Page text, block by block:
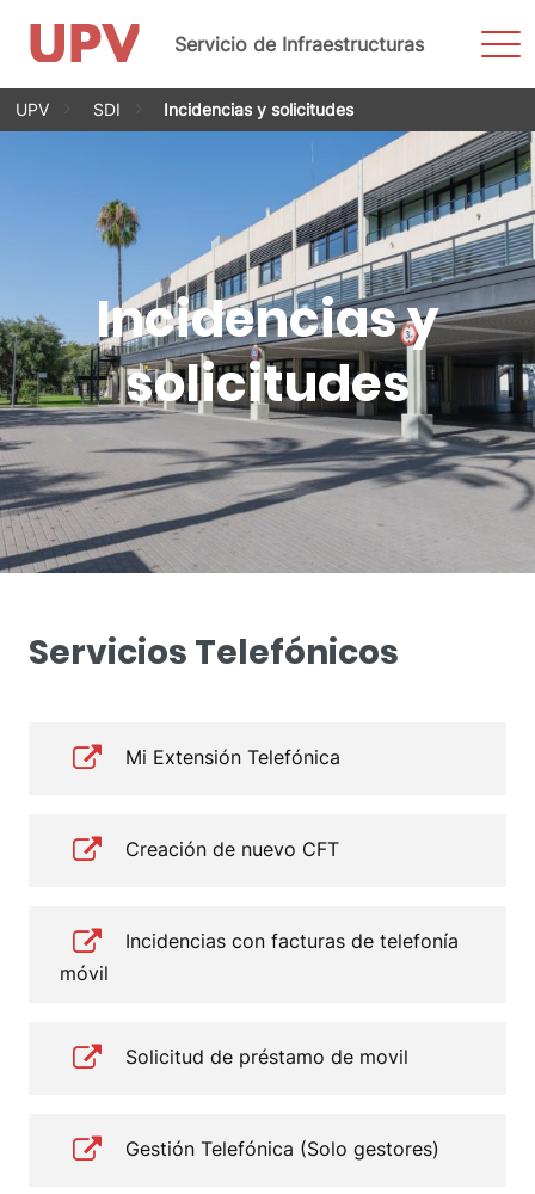
Saltar
Servicio de Infraestructuras
UPV SDI Incidencias y solicitudes
Incidencias y
solicitudes
Servicios Telefónicos
Mi Extensión Telefónica
Creación de nuevo CFT
Incidencias con facturas de telefonía
móvil
Solicitud de préstamo de movil
Gestión Telefónica (Solo gestores)